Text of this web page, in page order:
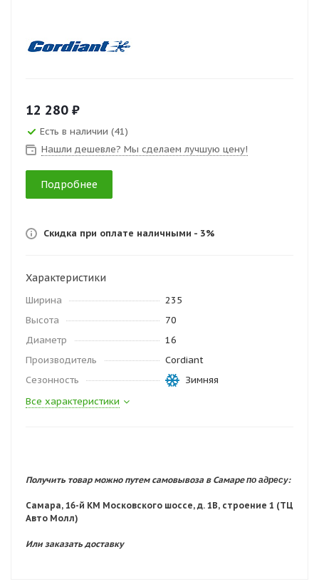
12 280 ₽
Есть в наличии (41)
Нашли дешевле? Мы сделаем лучшую цену!
Подробнее
Скидка при оплате наличными - 3%
Характеристики
Ширина
235
Высота
70
Диаметр
16
Производитель
Cordiant
Сезонность
Зимняя
Все характеристики
Получить товар можно путем самовывоза в Самарепо адресу:
Самара, 16-й КМ Московского шоссе, д. 1В, строение 1 (ТЦ
Авто Молл)
Или заказать доставку